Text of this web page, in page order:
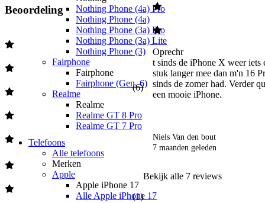
Nothing Phone (4a) Pro
Nothing Phone (4a)
Nothing Phone (3a) Pro
Nothing Phone (3a) Lite
Nothing Phone (3)
Fairphone
Fairphone
Fairphone (Gen. 6)
Realme
Realme
Realme GT 8 Pro
Realme GT 7 Pro
Telefoons
Alle telefoons
Merken
Apple
Apple iPhone 17
Alle Apple iPhone 17
Beoordeling
(6)
(1)
Oprechr
t sinds de iPhone X weer iets
stuk langer mee dan m'n 16
sinds de zomer had. Verder
een mooie iPhone.
Niels Van den bout
7 maanden geleden
Bekijk alle 7 reviews